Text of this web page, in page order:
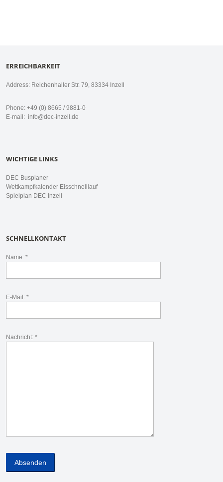
ERREICHBARKEIT
Address: Reichenhaller Str. 79, 83334 Inzell
Phone: +49 (0) 8665 / 9881-0
E-mail: info@dec-inzell.de
WICHTIGE LINKS
DEC Busplaner
Wettkampfkalender Eisschnelllauf
Spielplan DEC Inzell
SCHNELLKONTAKT
Name: *
E-Mail: *
Nachricht: *